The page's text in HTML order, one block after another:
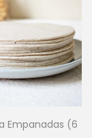
Empanadas (6